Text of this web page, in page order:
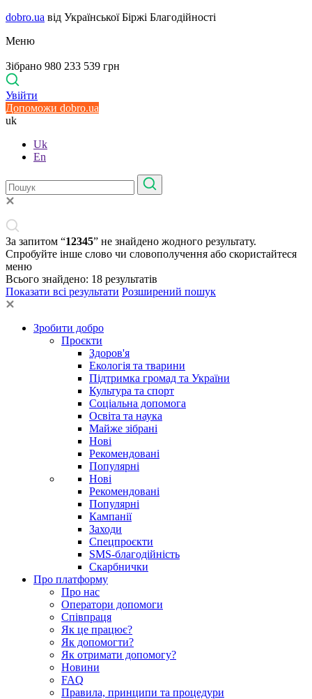
dobro.ua від Української Біржі Благодійності
Меню
Зібрано 980 233 539 грн
Увійти
Допоможи dobro.ua
uk
Uk
En
За запитом “12345” не знайдено жодного результату.
Спробуйте інше слово чи словополучення або скористайтеся
меню
Всього знайдено: 18 результатів
Показати всі результати Розширений пошук
Зробити добро
Проєкти
Здоров'я
Екологія та тварини
Підтримка громад та України
Культура та спорт
Соціальна допомога
Освіта та наука
Майже зібрані
Нові
Рекомендовані
Популярні
Нові
Рекомендовані
Популярні
Кампанії
Заходи
Спецпроєкти
SMS-благодійність
Скарбнички
Про платформу
Про нас
Оператори допомоги
Співпраця
Як це працює?
Як допомогти?
Як отримати допомогу?
Новини
FAQ
Правила, принципи та процедури